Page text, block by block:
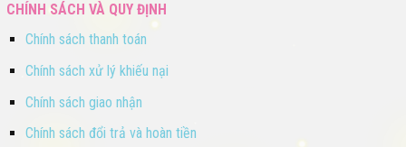
CHÍNH SÁCH VÀ QUY ĐỊNH
Chính sách thanh toán
Chính sách xử lý khiếu nại
Chính sách giao nhận
Chính sách đổi trả và hoàn tiền